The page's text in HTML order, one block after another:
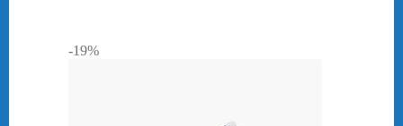
-19%